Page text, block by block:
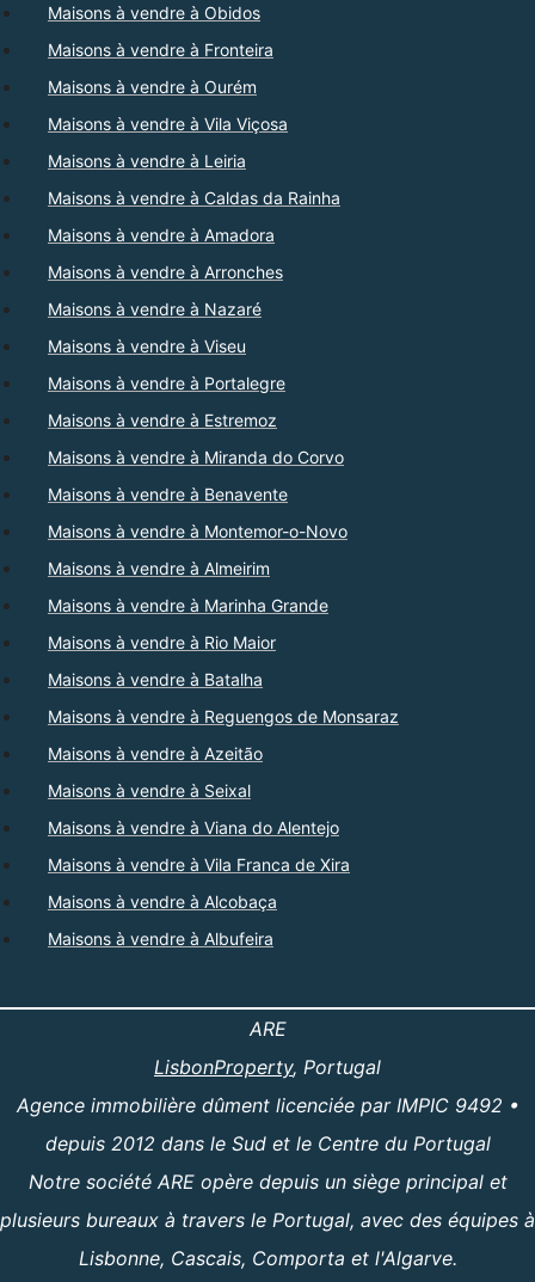
Maisons à vendre à Obidos
Maisons à vendre à Fronteira
Maisons à vendre à Ourém
Maisons à vendre à Vila Viçosa
Maisons à vendre à Leiria
Maisons à vendre à Caldas da Rainha
Maisons à vendre à Amadora
Maisons à vendre à Arronches
Maisons à vendre à Nazaré
Maisons à vendre à Viseu
Maisons à vendre à Portalegre
Maisons à vendre à Estremoz
Maisons à vendre à Miranda do Corvo
Maisons à vendre à Benavente
Maisons à vendre à Montemor-o-Novo
Maisons à vendre à Almeirim
Maisons à vendre à Marinha Grande
Maisons à vendre à Rio Maior
Maisons à vendre à Batalha
Maisons à vendre à Reguengos de Monsaraz
Maisons à vendre à Azeitão
Maisons à vendre à Seixal
Maisons à vendre à Viana do Alentejo
Maisons à vendre à Vila Franca de Xira
Maisons à vendre à Alcobaça
Maisons à vendre à Albufeira
ARE
LisbonProperty, Portugal
Agence immobilière dûment licenciée par IMPIC 9492 •
depuis 2012 dans le Sud et le Centre du Portugal
Notre société ARE opère depuis un siège principal et
plusieurs bureaux à travers le Portugal, avec des équipes à
Lisbonne, Cascais, Comporta et l'Algarve.